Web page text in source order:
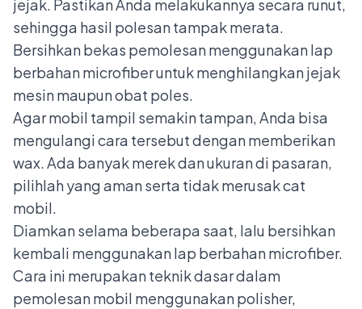
jejak. Pastikan Anda melakukannya secara runut,
sehingga hasil polesan tampak merata.
Bersihkan bekas pemolesan menggunakan lap
berbahan microfiber untuk menghilangkan jejak
mesin maupun obat poles.
Agar mobil tampil semakin tampan, Anda bisa
mengulangi cara tersebut dengan memberikan
wax. Ada banyak merek dan ukuran di pasaran,
pilihlah yang aman serta tidak merusak cat
mobil.
Diamkan selama beberapa saat, lalu bersihkan
kembali menggunakan lap berbahan microfiber.
Cara ini merupakan teknik dasar dalam
pemolesan mobil menggunakan polisher,